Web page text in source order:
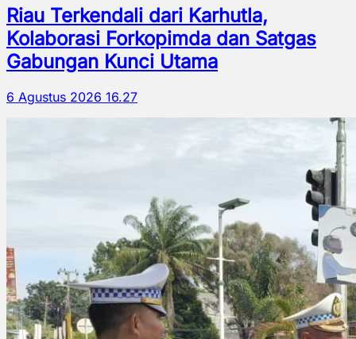
Riau Terkendali dari Karhutla,
Kolaborasi Forkopimda dan Satgas
Gabungan Kunci Utama
6 Agustus 2026 16.27